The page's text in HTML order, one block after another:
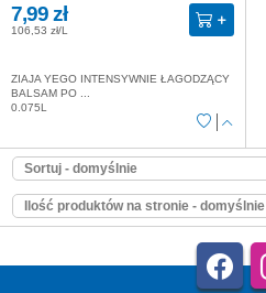
7,99 zł
106,53 zł/L
ZIAJA YEGO INTENSYWNIE ŁAGODZĄCY
BALSAM PO ...
0.075L
Sortuj - domyślnie
Ilość produktów na stronie - domyślnie